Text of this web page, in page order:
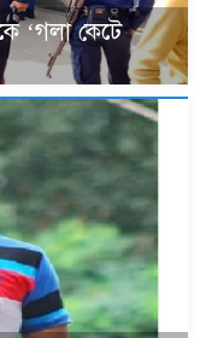
‘গলা কেটে